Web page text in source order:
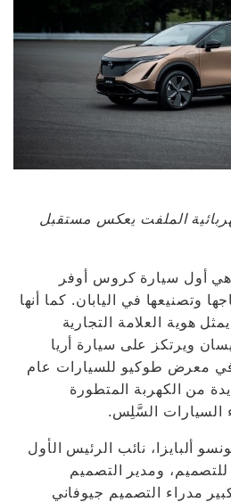
الملفت يعكس مستقبل
هي أول سيارة كروس أوفر
وتصنيعها في اليابان. كما أنها
هوية العلامة التجارية
ويرتكز على سيارة أريا
في معرض طوكيو للسيارات عام
من الكهربة المتطورة
السيارات السَّلِس.
ألبايزا، نائب الرئيس الأول
ومدير التصميم
مدراء التصميم جيوفاني